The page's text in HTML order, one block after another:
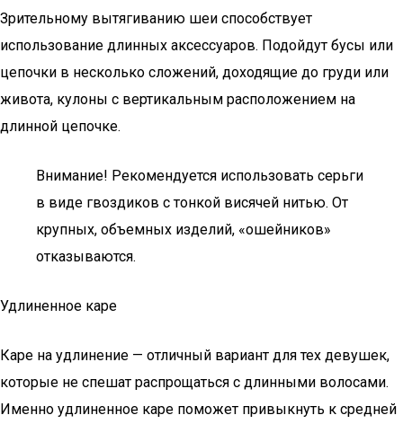
Зрительному вытягиванию шеи способствует
использование длинных аксессуаров. Подойдут бусы или
цепочки в несколько сложений, доходящие до груди или
живота, кулоны с вертикальным расположением на
длинной цепочке.
Внимание! Рекомендуется использовать серьги
в виде гвоздиков с тонкой висячей нитью. От
крупных, объемных изделий, «ошейников»
отказываются.
Удлиненное каре
Каре на удлинение — отличный вариант для тех девушек,
которые не спешат распрощаться с длинными волосами.
Именно удлиненное каре поможет привыкнуть к средней